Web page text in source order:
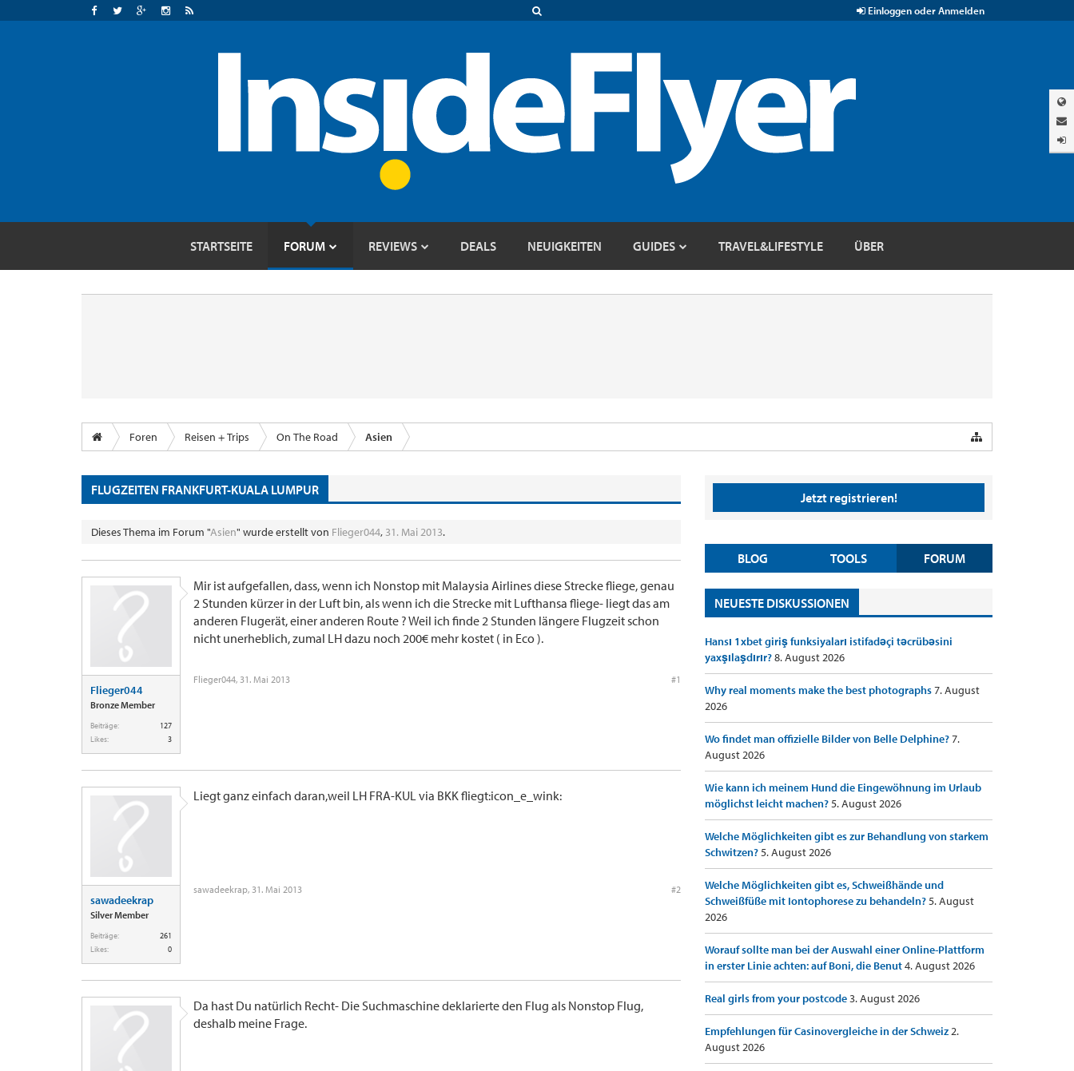
Einloggen oder Anmelden
STARTSEITE FORUM REVIEWS DEALS NEUIGKEITEN GUIDES TRAVEL&LIFESTYLE ÜBER
Foren Reisen + Trips On The Road Asien
FLUGZEITEN FRANKFURT-KUALA LUMPUR
Dieses Thema im Forum "Asien" wurde erstellt von Flieger044, 31. Mai 2013.
Flieger044
Bronze Member
Beiträge:
127
Likes:
3
Mir ist aufgefallen, dass, wenn ich Nonstop mit Malaysia Airlines diese Strecke fliege, genau
2 Stunden kürzer in der Luft bin, als wenn ich die Strecke mit Lufthansa fliege- liegt das am
anderen Flugerät, einer anderen Route ? Weil ich finde 2 Stunden längere Flugzeit schon
nicht unerheblich, zumal LH dazu noch 200€ mehr kostet ( in Eco ).
Flieger044, 31. Mai 2013 #1
sawadeekrap
Silver Member
Beiträge:
261
Likes:
0
Liegt ganz einfach daran,weil LH FRA-KUL via BKK fliegt:icon_e_wink:
sawadeekrap, 31. Mai 2013 #2
Da hast Du natürlich Recht- Die Suchmaschine deklarierte den Flug als Nonstop Flug,
deshalb meine Frage.
Jetzt registrieren!
BLOG TOOLS FORUM
NEUESTE DISKUSSIONEN
Hansı 1xbet giriş funksiyaları istifadəçi təcrübəsini
yaxşılaşdırır?8. August 2026
Why real moments make the best photographs7. August
2026
Wo findet man offizielle Bilder von Belle Delphine?7.
August 2026
Wie kann ich meinem Hund die Eingewöhnung im Urlaub
möglichst leicht machen?5. August 2026
Welche Möglichkeiten gibt es zur Behandlung von starkem
Schwitzen?5. August 2026
Welche Möglichkeiten gibt es, Schweißhände und
Schweißfüße mit Iontophorese zu behandeln?5. August
2026
Worauf sollte man bei der Auswahl einer Online-Plattform
in erster Linie achten: auf Boni, die Benut4. August 2026
Real girls from your postcode3. August 2026
Empfehlungen für Casinovergleiche in der Schweiz2.
August 2026